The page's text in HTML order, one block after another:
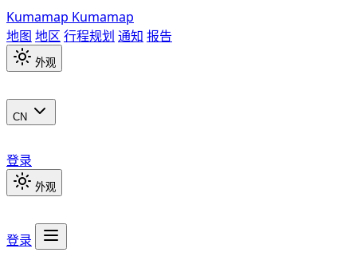
Kumamap Kumamap
地图 地区 行程规划 通知 报告
外观
CN
登录
外观
登录